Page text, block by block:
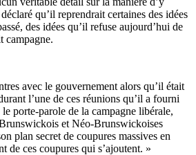
qu’il reprendrait certaines des idées
des idées qu’il refuse aujourd’hui de
campagne.
avec le gouvernement alors qu’il était
l’une de ces réunions qu’il a fourni
porte-parole de la campagne libérale,
et Néo-Brunswickoises
plan secret de coupures massives en
de ces coupures qui s’ajoutent. »